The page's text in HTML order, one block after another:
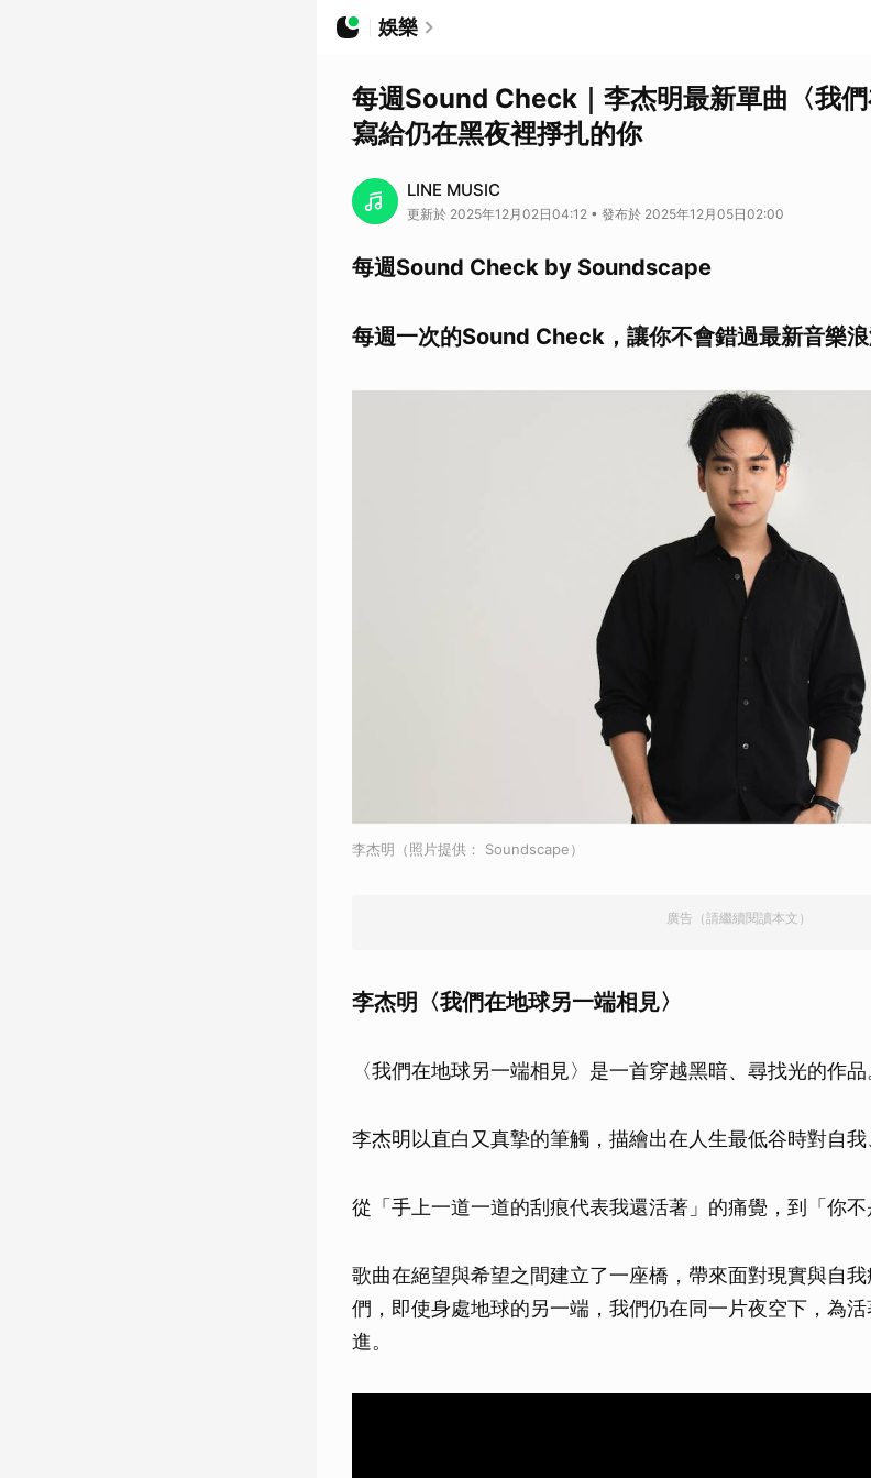
娛樂
每週Sound Check｜李杰明最新單曲〈我們
寫給仍在黑夜裡掙扎的你
LINE MUSIC
更新於 2025年12月02日04:12 • 發布於 2025年12月05日02:00
每週Sound Check by Soundscape
每週一次的Sound Check，讓你不會錯過最新音樂浪
李杰明（照片提供： Soundscape）
廣告（請繼續閱讀本文）
李杰明〈我們在地球另一端相見〉
〈我們在地球另一端相見〉是一首穿越黑暗、尋找光的作品
李杰明以直白又真摯的筆觸，描繪出在人生最低谷時對自我
從「手上一道一道的刮痕代表我還活著」的痛覺，到「你不
歌曲在絕望與希望之間建立了一座橋，帶來面對現實與自
們，即使身處地球的另一端，我們仍在同一片夜空下，為
進。